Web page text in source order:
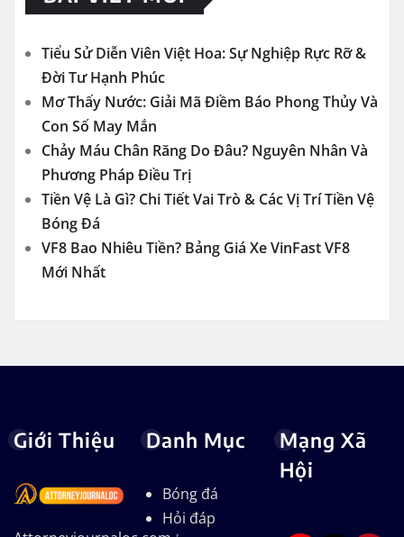
Tiểu Sử Diễn Viên Việt Hoa: Sự Nghiệp Rực Rỡ &
Đời Tư Hạnh Phúc
Mơ Thấy Nước: Giải Mã Điềm Báo Phong Thủy Và
Con Số May Mắn
Chảy Máu Chân Răng Do Đâu? Nguyên Nhân Và
Phương Pháp Điều Trị
Tiền Vệ Là Gì? Chi Tiết Vai Trò & Các Vị Trí Tiền Vệ
Bóng Đá
VF8 Bao Nhiêu Tiền? Bảng Giá Xe VinFast VF8
Mới Nhất
Giới Thiệu Danh Mục
Bóng đá
Hỏi đáp
Mạng Xã
Hội